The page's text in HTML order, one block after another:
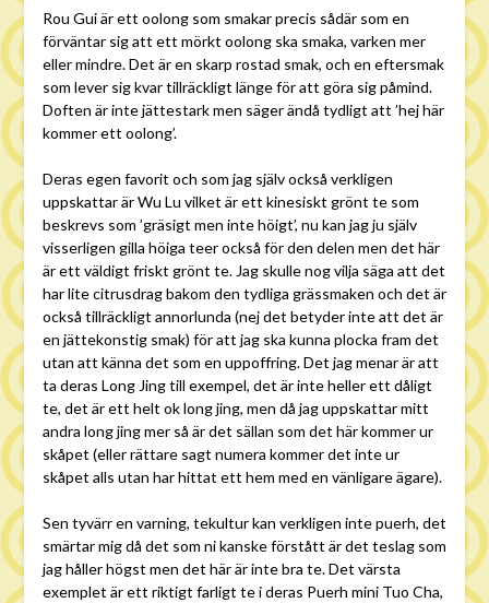
Rou Gui är ett oolong som smakar precis sådär som en
förväntar sig att ett mörkt oolong ska smaka, varken mer
eller mindre. Det är en skarp rostad smak, och en eftersmak
som lever sig kvar tillräckligt länge för att göra sig påmind.
Doften är inte jättestark men säger ändå tydligt att ’hej här
kommer ett oolong’.
Deras egen favorit och som jag själv också verkligen
uppskattar är Wu Lu vilket är ett kinesiskt grönt te som
beskrevs som ’gräsigt men inte höigt’, nu kan jag ju själv
visserligen gilla höiga teer också för den delen men det här
är ett väldigt friskt grönt te. Jag skulle nog vilja säga att det
har lite citrusdrag bakom den tydliga grässmaken och det är
också tillräckligt annorlunda (nej det betyder inte att det är
en jättekonstig smak) för att jag ska kunna plocka fram det
utan att känna det som en uppoffring. Det jag menar är att
ta deras Long Jing till exempel, det är inte heller ett dåligt
te, det är ett helt ok long jing, men då jag uppskattar mitt
andra long jing mer så är det sällan som det här kommer ur
skåpet (eller rättare sagt numera kommer det inte ur
skåpet alls utan har hittat ett hem med en vänligare ägare).
Sen tyvärr en varning, tekultur kan verkligen inte puerh, det
smärtar mig då det som ni kanske förstått är det teslag som
jag håller högst men det här är inte bra te. Det värsta
exemplet är ett riktigt farligt te i deras Puerh mini Tuo Cha,